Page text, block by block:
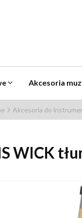
Akcesoria
Akcesoria do
WICK